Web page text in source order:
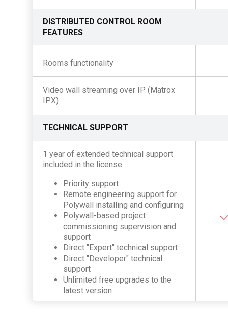
DISTRIBUTED CONTROL ROOM
FEATURES
Rooms functionality
Video wall streaming over IP (Matrox
IPX)
TECHNICAL SUPPORT
1 year of extended technical support
included in the license:
Priority support
Remote engineering support for
Polywall installing and configuring
Polywall-based project
commissioning supervision and
support
Direct "Expert" technical support
Direct "Developer" technical
support
Unlimited free upgrades to the
latest version